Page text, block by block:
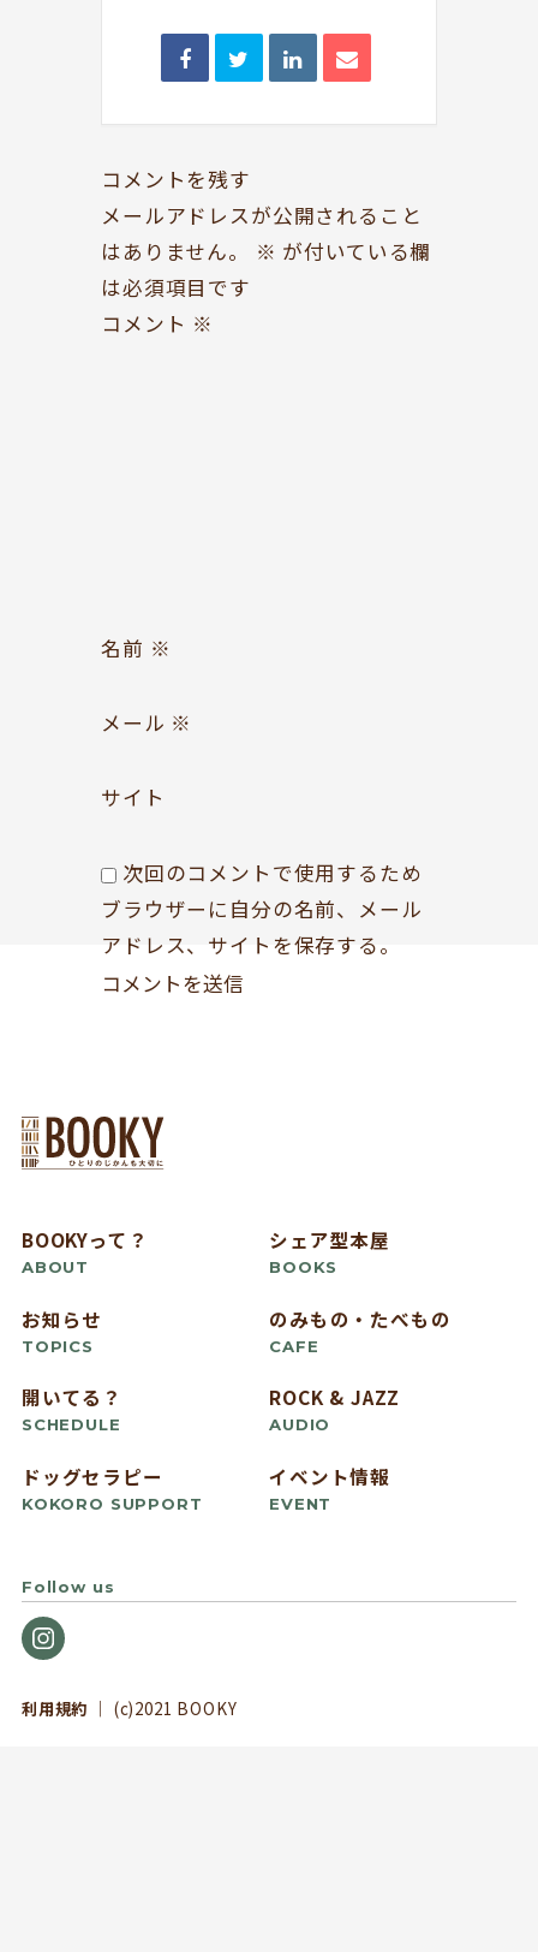
CAFE
開いてる？
SCHEDULE AUDIO
ドッグセラピー
KOKORO SUPPORT
イベント情報
コメントを残す
メールアドレスが公開されること
はありません。
※ が付いている欄
は必須項目です
コメント ※
名前 ※
メール ※
サイト
次回のコメントで使用するため
ブラウザーに自分の名前、メール
アドレス、サイトを保存する。
BOOKYって？
ABOUT
シェア型本屋
BOOKS
お知らせ
TOPICS
のみもの・たべもの
CAFE
開いてる？
SCHEDULE
ROCK & JAZZ
AUDIO
ドッグセラピー
KOKORO SUPPORT
イベント情報
EVENT
Follow us
利用規約 ｜ (c)2021 BOOKY